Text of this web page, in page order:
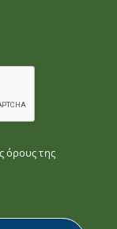
όρους της